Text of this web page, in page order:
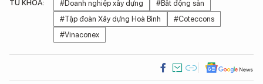
TỪ KHÓA: #Doanh nghiệp xây dựng
#Bất động sản
#Tập đoàn Xây dựng Hoà Bình
#Coteccons
#Vinaconex